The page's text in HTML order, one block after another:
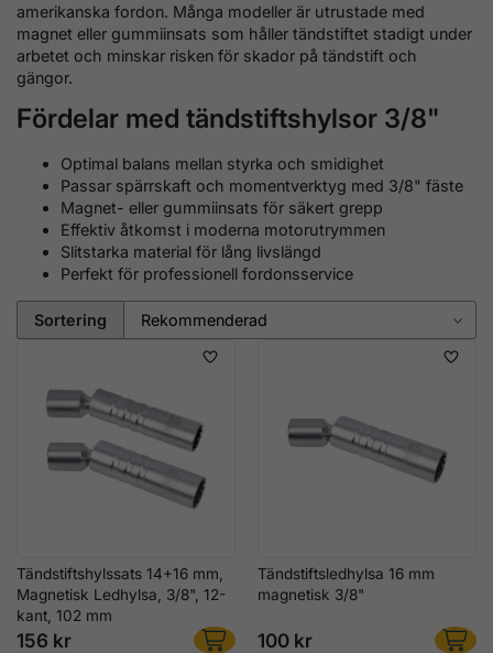
amerikanska fordon. Många modeller är utrustade med
magnet eller gummiinsats som håller tändstiftet stadigt under
arbetet och minskar risken för skador på tändstift och
gängor.
Fördelar med tändstiftshylsor 3/8"
Optimal balans mellan styrka och smidighet
Passar spärrskaft och momentverktyg med 3/8" fäste
Magnet- eller gummiinsats för säkert grepp
Effektiv åtkomst i moderna motorutrymmen
Slitstarka material för lång livslängd
Perfekt för professionell fordonsservice
Sortering
Tändstiftshylssats 14+16 mm,
Magnetisk Ledhylsa, 3/8", 12-
kant, 102 mm
156 kr
Tändstiftsledhylsa 16 mm
magnetisk 3/8"
100 kr